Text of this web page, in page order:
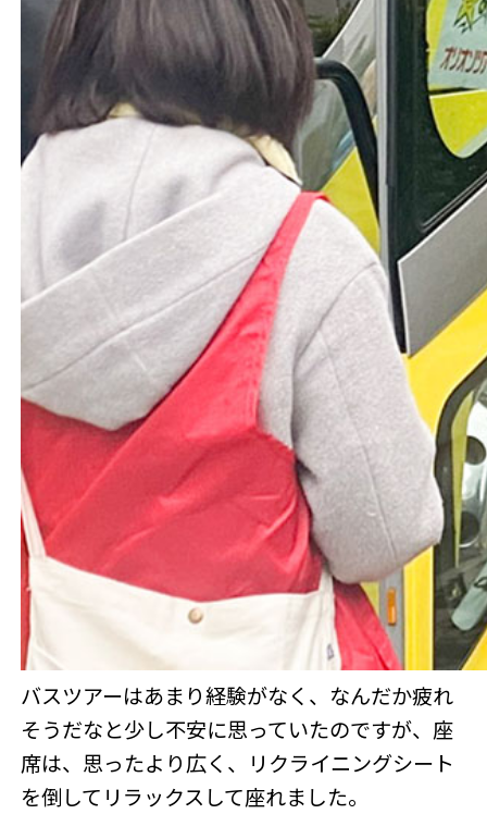
バスツアーはあまり経験がなく、なんだか疲れ
そうだなと少し不安に思っていたのですが、座
席は、思ったより広く、リクライニングシート
を倒してリラックスして座れました。